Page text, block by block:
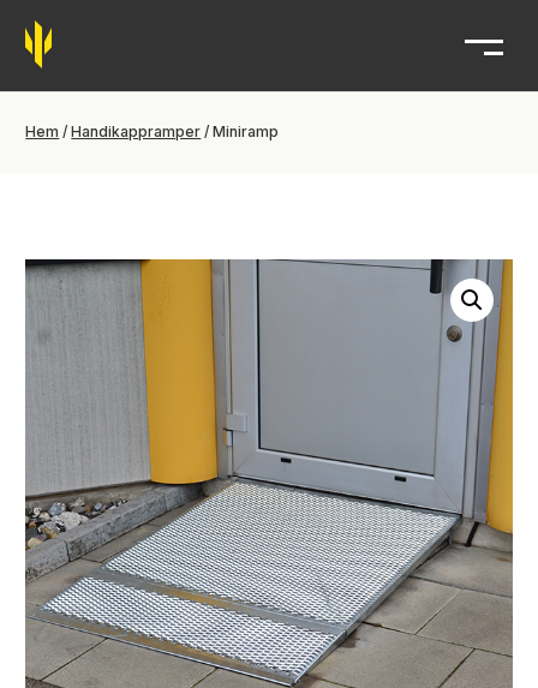
Trident
Hem /Handikappramper / Miniramp